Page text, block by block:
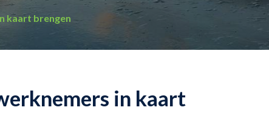
kaart brengen
in kaart